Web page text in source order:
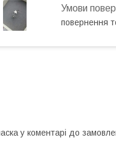
повернення
у коментарі до